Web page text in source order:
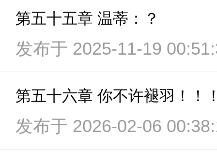
第五十五章 温蒂：？
发布于 2025-11-19
第五十六章 你不许褪羽！！
发布于 2026-02-06